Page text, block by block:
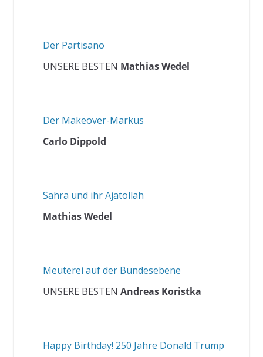
Der Partisano
UNSERE BESTEN Mathias Wedel
Der Makeover-Markus
Carlo Dippold
Sahra und ihr Ajatollah
Mathias Wedel
Meuterei auf der Bundesebene
UNSERE BESTEN Andreas Koristka
Happy Birthday! 250 Jahre Donald Trump